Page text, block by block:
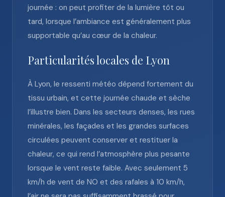
journée : on peut profiter de la lumière tôt ou
tard, lorsque l’ambiance est généralement plus
supportable qu’au cœur de la chaleur.
Particularités locales de Lyon
À Lyon, le ressenti météo dépend fortement du
tissu urbain, et cette journée chaude et sèche
l’illustre bien. Dans les secteurs denses, les rues
minérales, les façades et les grandes surfaces
circulées peuvent conserver et restituer la
chaleur, ce qui rend l’atmosphère plus pesante
lorsque le vent reste faible. Avec seulement 5
km/h de vent de NO et des rafales à 10 km/h,